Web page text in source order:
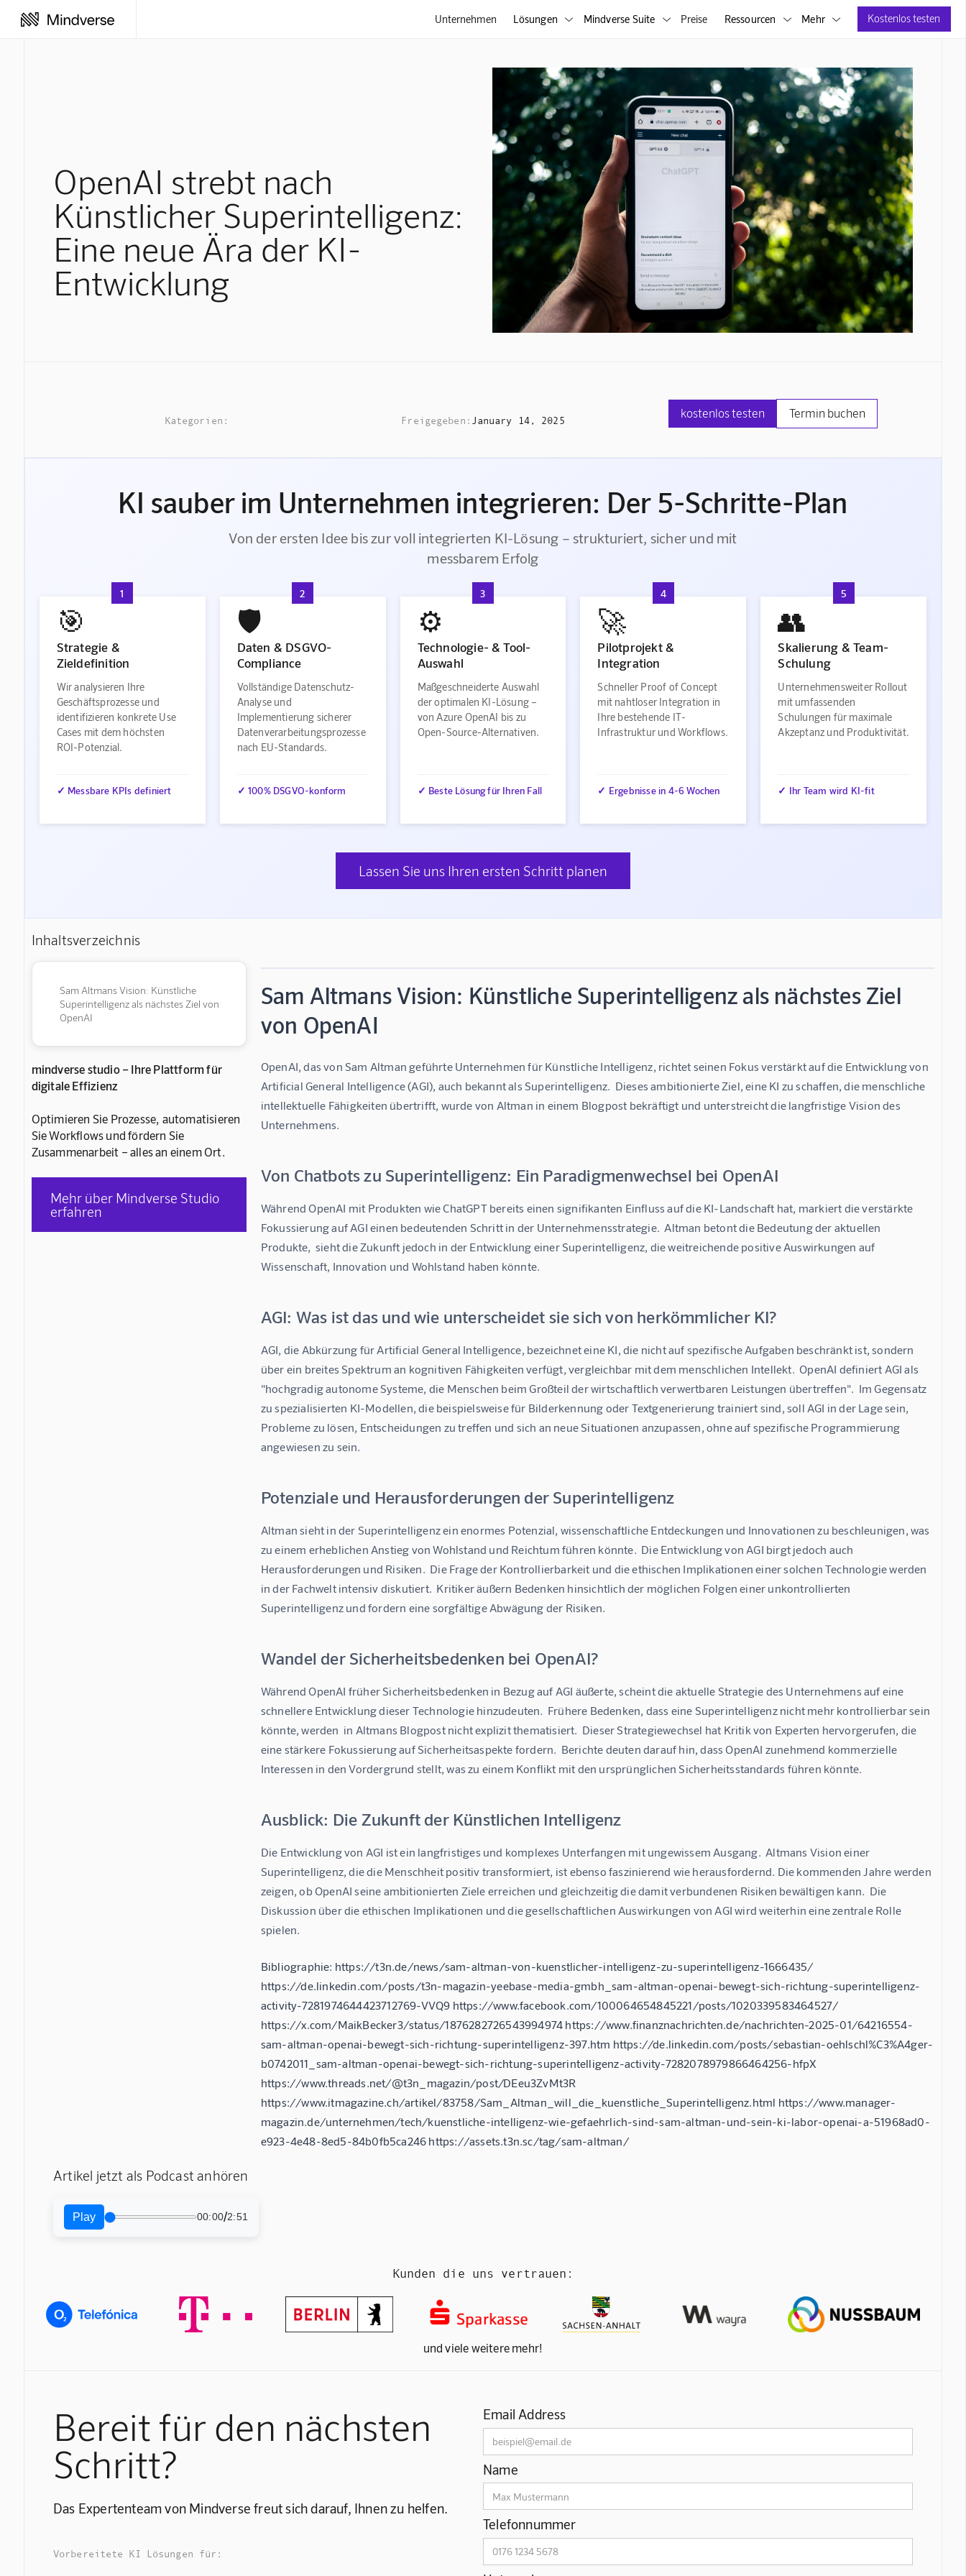
Unternehmen Lösungen  Mindverse Suite  Preise Ressourcen  Mehr  Kostenlos testen
OpenAI strebt nach
Künstlicher Superintelligenz:
Eine neue Ära der KI-
Entwicklung
Kategorien: Freigegeben: January 14, 2025
kostenlos testen Termin buchen
KI sauber im Unternehmen integrieren: Der 5-Schritte-Plan
Von der ersten Idee bis zur voll integrierten KI-Lösung – strukturiert, sicher und mit
messbarem Erfolg
1
🎯
Strategie &
Zieldefinition
Wir analysieren Ihre
Geschäftsprozesse und
identifizieren konkrete Use
Cases mit dem höchsten
ROI-Potenzial.
✓ Messbare KPIs definiert
2
🛡️
Daten & DSGVO-
Compliance
Vollständige Datenschutz-
Analyse und
Implementierung sicherer
Datenverarbeitungsprozesse
nach EU-Standards.
✓ 100% DSGVO-konform
3
⚙️
Technologie- & Tool-
Auswahl
Maßgeschneiderte Auswahl
der optimalen KI-Lösung –
von Azure OpenAI bis zu
Open-Source-Alternativen.
✓ Beste Lösung für Ihren Fall
4
🚀
Pilotprojekt &
Integration
Schneller Proof of Concept
mit nahtloser Integration in
Ihre bestehende IT-
Infrastruktur und Workflows.
✓ Ergebnisse in 4-6 Wochen
5
👥
Skalierung & Team-
Schulung
Unternehmensweiter Rollout
mit umfassenden
Schulungen für maximale
Akzeptanz und Produktivität.
✓ Ihr Team wird KI-fit
Lassen Sie uns Ihren ersten Schritt planen
Inhaltsverzeichnis
Sam Altmans Vision: Künstliche
Superintelligenz als nächstes Ziel von
OpenAI
mindverse studio – Ihre Plattform für
digitale Effizienz
Optimieren Sie Prozesse, automatisieren
Sie Workflows und fördern Sie
Zusammenarbeit – alles an einem Ort.
Mehr über Mindverse Studio
erfahren
Sam Altmans Vision: Künstliche Superintelligenz als nächstes Ziel
von OpenAI
OpenAI, das von Sam Altman geführte Unternehmen für Künstliche Intelligenz, richtet seinen Fokus verstärkt auf die Entwicklung von
Artificial General Intelligence (AGI), auch bekannt als Superintelligenz.  Dieses ambitionierte Ziel, eine KI zu schaffen, die menschliche
intellektuelle Fähigkeiten übertrifft, wurde von Altman in einem Blogpost bekräftigt und unterstreicht die langfristige Vision des
Unternehmens.
Von Chatbots zu Superintelligenz: Ein Paradigmenwechsel bei OpenAI
Während OpenAI mit Produkten wie ChatGPT bereits einen signifikanten Einfluss auf die KI-Landschaft hat, markiert die verstärkte
Fokussierung auf AGI einen bedeutenden Schritt in der Unternehmensstrategie.  Altman betont die Bedeutung der aktuellen
Produkte,  sieht die Zukunft jedoch in der Entwicklung einer Superintelligenz, die weitreichende positive Auswirkungen auf
Wissenschaft, Innovation und Wohlstand haben könnte.
AGI: Was ist das und wie unterscheidet sie sich von herkömmlicher KI?
AGI, die Abkürzung für Artificial General Intelligence, bezeichnet eine KI, die nicht auf spezifische Aufgaben beschränkt ist, sondern
über ein breites Spektrum an kognitiven Fähigkeiten verfügt, vergleichbar mit dem menschlichen Intellekt.  OpenAI definiert AGI als
"hochgradig autonome Systeme, die Menschen beim Großteil der wirtschaftlich verwertbaren Leistungen übertreffen".  Im Gegensatz
zu spezialisierten KI-Modellen, die beispielsweise für Bilderkennung oder Textgenerierung trainiert sind, soll AGI in der Lage sein,
Probleme zu lösen, Entscheidungen zu treffen und sich an neue Situationen anzupassen, ohne auf spezifische Programmierung
angewiesen zu sein.
Potenziale und Herausforderungen der Superintelligenz
Altman sieht in der Superintelligenz ein enormes Potenzial, wissenschaftliche Entdeckungen und Innovationen zu beschleunigen, was
zu einem erheblichen Anstieg von Wohlstand und Reichtum führen könnte.  Die Entwicklung von AGI birgt jedoch auch
Herausforderungen und Risiken.  Die Frage der Kontrollierbarkeit und die ethischen Implikationen einer solchen Technologie werden
in der Fachwelt intensiv diskutiert.  Kritiker äußern Bedenken hinsichtlich der möglichen Folgen einer unkontrollierten
Superintelligenz und fordern eine sorgfältige Abwägung der Risiken.
Wandel der Sicherheitsbedenken bei OpenAI?
Während OpenAI früher Sicherheitsbedenken in Bezug auf AGI äußerte, scheint die aktuelle Strategie des Unternehmens auf eine
schnellere Entwicklung dieser Technologie hinzudeuten.  Frühere Bedenken, dass eine Superintelligenz nicht mehr kontrollierbar sein
könnte, werden  in Altmans Blogpost nicht explizit thematisiert.  Dieser Strategiewechsel hat Kritik von Experten hervorgerufen, die
eine stärkere Fokussierung auf Sicherheitsaspekte fordern.  Berichte deuten darauf hin, dass OpenAI zunehmend kommerzielle
Interessen in den Vordergrund stellt, was zu einem Konflikt mit den ursprünglichen Sicherheitsstandards führen könnte.
Ausblick: Die Zukunft der Künstlichen Intelligenz
Die Entwicklung von AGI ist ein langfristiges und komplexes Unterfangen mit ungewissem Ausgang.  Altmans Vision einer
Superintelligenz, die die Menschheit positiv transformiert, ist ebenso faszinierend wie herausfordernd. Die kommenden Jahre werden
zeigen, ob OpenAI seine ambitionierten Ziele erreichen und gleichzeitig die damit verbundenen Risiken bewältigen kann.  Die
Diskussion über die ethischen Implikationen und die gesellschaftlichen Auswirkungen von AGI wird weiterhin eine zentrale Rolle
spielen.
Bibliographie: https://t3n.de/news/sam-altman-von-kuenstlicher-intelligenz-zu-superintelligenz-1666435/
https://de.linkedin.com/posts/t3n-magazin-yeebase-media-gmbh_sam-altman-openai-bewegt-sich-richtung-superintelligenz-
activity-7281974644423712769-VVQ9 https://www.facebook.com/100064654845221/posts/1020339583464527/
https://x.com/MaikBecker3/status/1876282726543994974 https://www.finanznachrichten.de/nachrichten-2025-01/64216554-
sam-altman-openai-bewegt-sich-richtung-superintelligenz-397.htm https://de.linkedin.com/posts/sebastian-oehlschl%C3%A4ger-
b0742011_sam-altman-openai-bewegt-sich-richtung-superintelligenz-activity-7282078979866464256-hfpX
https://www.threads.net/@t3n_magazin/post/DEeu3ZvMt3R
https://www.itmagazine.ch/artikel/83758/Sam_Altman_will_die_kuenstliche_Superintelligenz.html https://www.manager-
magazin.de/unternehmen/tech/kuenstliche-intelligenz-wie-gefaehrlich-sind-sam-altman-und-sein-ki-labor-openai-a-51968ad0-
e923-4e48-8ed5-84b0fb5ca246 https://assets.t3n.sc/tag/sam-altman/
Artikel jetzt als Podcast anhören
Play 00:00/2:51
Kunden die uns vertrauen:
und viele weitere mehr!
Bereit für den nächsten
Schritt?
Das Expertenteam von Mindverse freut sich darauf, Ihnen zu helfen.
Vorbereitete KI Lösungen für:
Email Address
Name
Telefonnummer